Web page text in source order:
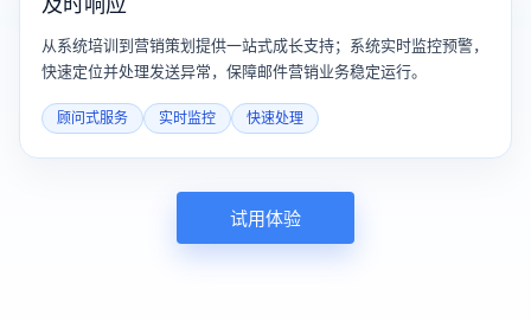
从系统培训到营销策划提供一站式成长支持；系统实时监控预警，
快速定位并处理发送异常，保障邮件营销业务稳定运行。
顾问式服务 实时监控 快速处理
试用体验